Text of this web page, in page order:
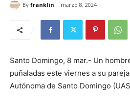
By franklin marzo 8, 2024
Santo Domingo, 8 mar.- Un
puñaladas este viernes a su
Autónoma de Santo Domingo